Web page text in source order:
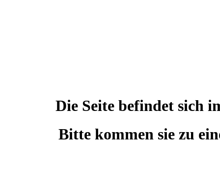
Die Seite befindet sich
Bitte kommen sie zu